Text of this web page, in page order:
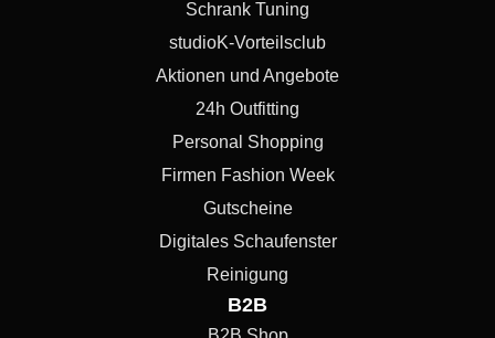
Schrank Tuning
studioK-Vorteilsclub
Aktionen und Angebote
24h Outfitting
Personal Shopping
Firmen Fashion Week
Gutscheine
Digitales Schaufenster
Reinigung
B2B